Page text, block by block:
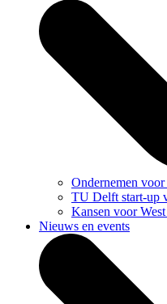
Ondernemen voor
TU Delft start-up
Kansen voor
Nieuws en events